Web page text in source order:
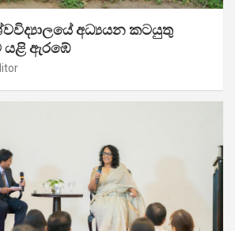
අධ්‍යයන කටයුතු
යළි ඇරඹේ